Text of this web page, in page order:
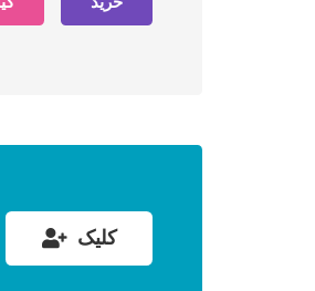
کلیک